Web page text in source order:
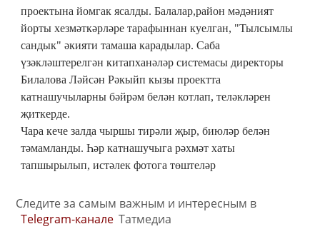
проектына йомгак ясалды. Балалар,район мәдәният
йорты хезмәткәрләре тарафыннан куелган, "Тылсымлы
сандык" әкияти тамаша карадылар. Саба
үзәкләштерелгән китапханәләр системасы директоры
Билалова Ләйсән Рәкыйп кызы проектта
катнашучыларны бәйрәм белән котлап, теләкләрен
җиткерде.
Чара кече залда чыршы тирәли җыр, биюләр белән
тәмамланды. Һәр катнашучыга рәхмәт хаты
тапшырылып, истәлек фотога төштеләр
Следите за самым важным и интересным в
Telegram-канале Татмедиа